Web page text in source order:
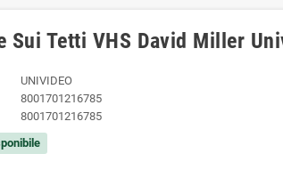
Sui Tetti VHS David Miller
UNIVIDEO
8001701216785
8001701216785